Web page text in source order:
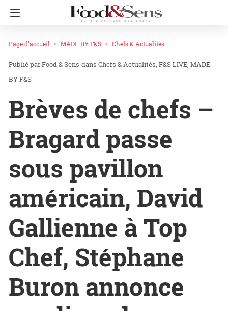
Page d'accueil MADE BY F&S Chefs & Actualités
Food & Sens dans Chefs & Actualités F&S LIVE MADE
BY F&S
Brèves de chefs –
Bragard passe
sous pavillon
américain, David
Gallienne à Top
Chef, Stéphane
Buron annonce